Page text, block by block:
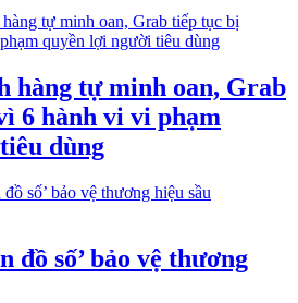
hàng tự minh oan, Grab
6 hành vi vi phạm
dùng
đồ số’ bảo vệ thương